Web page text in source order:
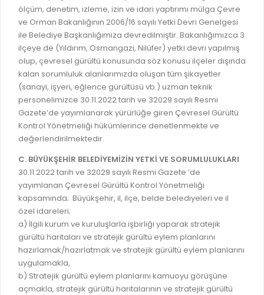
BİLGİ EDİNME
MECLİS
MECLİS ÜYELERİ
KOMİSYON ÜYELERİ
MECLİS KARARLARI
MECLİS GÜNDEMİ VE KARAR ÖZETLERİ
YAYIN / PLAN / RAPOR
STRATEJİK PLANLAR
PERFORMANS PROGRAMI
BÜTÇE
FAALİYET RAPORLARI
KESİN HESAPLAR
GELİR TARİFESİ
İMAR PLANI DEĞİŞİKLİKLERİ
YANGIN SİGORTA E-BEYANNAME
BAŞVURU / KAYIT / SORGU
ORKESTRA KAYIT
SEYAHAT KARTI SORGULAMA
BURSA AKADEMİ
ÜCRETSİZ WİFİ NOKTALARI
İTFAİYE RAPORU
ONLİNE KATI ATIK BAŞVURUSU
İTFAİYE OLAY KAYDI BAŞVURUSU
BADEM KAYIT
İHALE İLANLARI
DOĞRUDAN TEMİN İLANLARI
EVRAK TAKİBİ
ölçüm, denetim, izleme, izin ve idari yaptırımı mülga Çevre
ve Orman Bakanlığının 2006/16 sayılı Yetki Devri Genelgesi
ile Belediye Başkanlığımıza devredilmiştir. Bakanlığımızca 3
ilçeye de (Yıldırım, Osmangazi, Nilüfer) yetki devri yapılmış
olup, çevresel gürültü konusunda söz konusu ilçeler dışında
kalan sorumluluk alanlarımızda oluşan tüm şikayetler
(sanayi, işyeri, eğlence gürültüsü vb.) uzman teknik
personelimizce 30.11.2022 tarih ve 32029 sayılı Resmi
Gazete’de yayımlanarak yürürlüğe giren Çevresel Gürültü
Kontrol Yönetmeliği hükümlerince denetlenmekte ve
değerlendirilmektedir.
C. BÜYÜKŞEHİR BELEDİYEMİZİN YETKİ VE SORUMLULUKLARI
30.11.2022 tarih ve 32029 sayılı Resmi Gazete ’de
yayımlanan Çevresel Gürültü Kontrol Yönetmeliği
kapsamında; Büyükşehir, il, ilçe, belde belediyeleri ve il
özel idareleri;
a) İlgili kurum ve kuruluşlarla işbirliği yaparak stratejik
gürültü haritaları ve stratejik gürültü eylem planlarını
hazırlamak/hazırlatmak ve stratejik gürültü eylem planlarını
uygulamakla,
b) Stratejik gürültü eylem planlarını kamuoyu görüşüne
açmakla, stratejik gürültü haritalarının ve stratejik gürültü